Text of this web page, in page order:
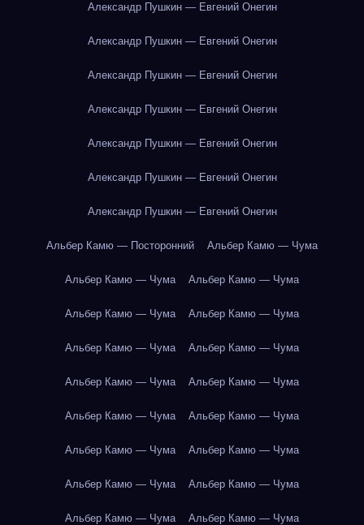
Александр Пушкин — Евгений Онегин
Александр Пушкин — Евгений Онегин
Александр Пушкин — Евгений Онегин
Александр Пушкин — Евгений Онегин
Александр Пушкин — Евгений Онегин
Александр Пушкин — Евгений Онегин
Александр Пушкин — Евгений Онегин
Альбер Камю — Посторонний Альбер Камю — Чума
Альбер Камю — Чума Альбер Камю — Чума
Альбер Камю — Чума Альбер Камю — Чума
Альбер Камю — Чума Альбер Камю — Чума
Альбер Камю — Чума Альбер Камю — Чума
Альбер Камю — Чума Альбер Камю — Чума
Альбер Камю — Чума Альбер Камю — Чума
Альбер Камю — Чума Альбер Камю — Чума
Альбер Камю — Чума Альбер Камю — Чума